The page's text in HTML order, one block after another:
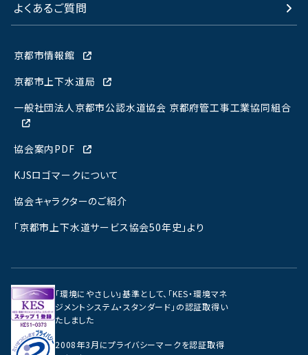
次世代育成支援対策行動計画
女性活躍行動計画・情報公表
よくあるご質問
京都市情報館
京都市上下水道局
一般社団法人京都市公認水道協会 京都府管工事工業協同組合
協会案内PDF
KJSロゴマークについて
協会キャラクターのご紹介
「京都市上下水道サービス協会50年史」より
「環境にやさしい」基準として、「KES・環境マネ
ジメントシステム・スタンダード」の認証取得い
たしました
2008年3月にプライバシーマークを認証取得